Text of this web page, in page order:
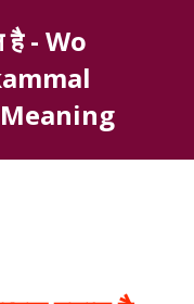
है - Wo